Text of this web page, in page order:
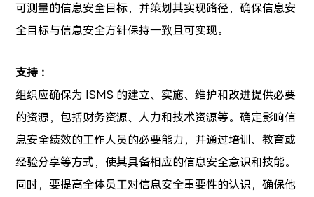
可测量的信息安全目标，并策划其实现路径，确保信息安
全目标与信息安全方针保持一致且可实现。
支持 ：
组织应确保为 ISMS 的建立、实施、维护和改进提供必要
的资源，包括财务资源、人力和技术资源等。确定影响信
息安全绩效的工作人员的必要能力，并通过培训、教育或
经验分享等方式，使其具备相应的信息安全意识和技能。
同时，要提高全体员工对信息安全重要性的认识，确保他